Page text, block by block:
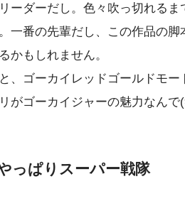
ーダーだし。色々吹っ切れる
一番の先輩だし、この作品の
かもしれません。
、ゴーカイレッドゴールドモ
がゴーカイジャーの魅力なんで(
っぱりスーパー戦隊